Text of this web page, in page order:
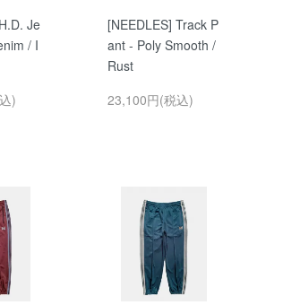
Je
/ I
)
[NEEDLES] Track P
ant - Poly Smooth /
Rust
23,100円(税込)